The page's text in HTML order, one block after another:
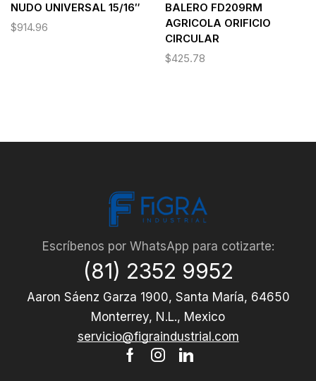
NUDO UNIVERSAL 15/16″
$914.96
BALERO FD209RM
AGRICOLA ORIFICIO
CIRCULAR
$425.78
Escríbenos por WhatsApp para cotizarte:
(81) 2352 9952
Aaron Sáenz Garza 1900, Santa María, 64650
Monterrey, N.L., Mexico
servicio@figraindustrial.com